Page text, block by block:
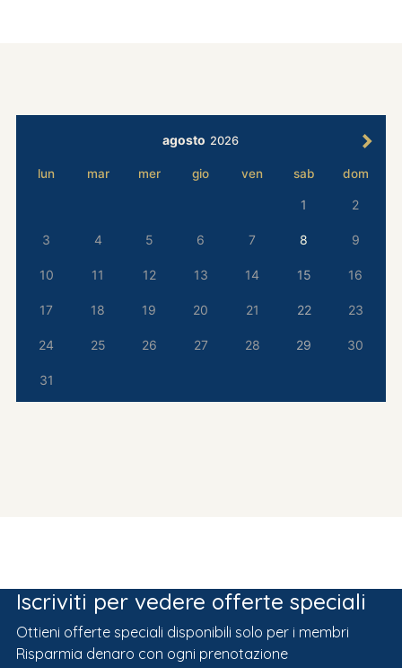
agosto 2026
lun mar mer gio ven sab dom
1 2
3 4 5 6 7 8 9
10 11 12 13 14 15 16
17 18 19 20 21 22 23
24 25 26 27 28 29 30
31
Iscriviti per vedere offerte speciali
Ottieni offerte speciali disponibili solo per i membri
Risparmia denaro con ogni prenotazione